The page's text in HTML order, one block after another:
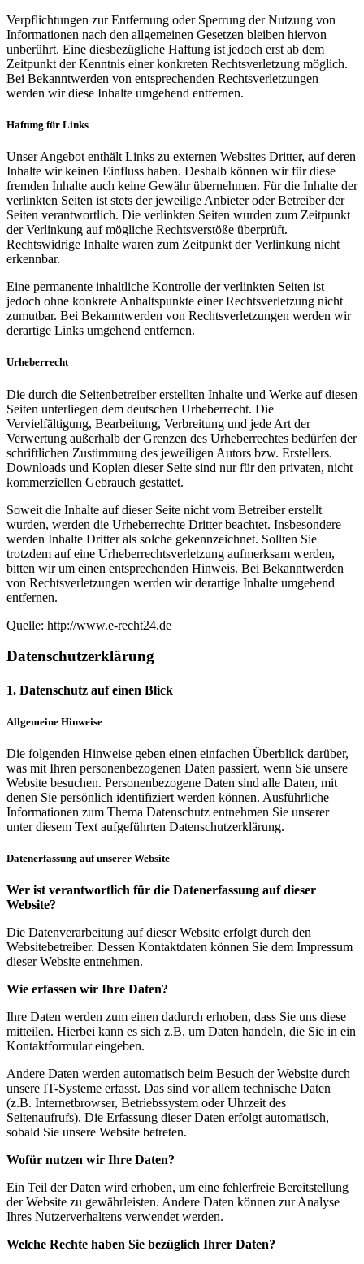
Verpflichtungen zur Entfernung oder Sperrung der Nutzung von
Informationen nach den allgemeinen Gesetzen bleiben hiervon
unberührt. Eine diesbezügliche Haftung ist jedoch erst ab dem
Zeitpunkt der Kenntnis einer konkreten Rechtsverletzung möglich.
Bei Bekanntwerden von entsprechenden Rechtsverletzungen
werden wir diese Inhalte umgehend entfernen.
Haftung für Links
Unser Angebot enthält Links zu externen Websites Dritter, auf deren
Inhalte wir keinen Einfluss haben. Deshalb können wir für diese
fremden Inhalte auch keine Gewähr übernehmen. Für die Inhalte der
verlinkten Seiten ist stets der jeweilige Anbieter oder Betreiber der
Seiten verantwortlich. Die verlinkten Seiten wurden zum Zeitpunkt
der Verlinkung auf mögliche Rechtsverstöße überprüft.
Rechtswidrige Inhalte waren zum Zeitpunkt der Verlinkung nicht
erkennbar.
Eine permanente inhaltliche Kontrolle der verlinkten Seiten ist
jedoch ohne konkrete Anhaltspunkte einer Rechtsverletzung nicht
zumutbar. Bei Bekanntwerden von Rechtsverletzungen werden wir
derartige Links umgehend entfernen.
Urheberrecht
Die durch die Seitenbetreiber erstellten Inhalte und Werke auf diesen
Seiten unterliegen dem deutschen Urheberrecht. Die
Vervielfältigung, Bearbeitung, Verbreitung und jede Art der
Verwertung außerhalb der Grenzen des Urheberrechtes bedürfen der
schriftlichen Zustimmung des jeweiligen Autors bzw. Erstellers.
Downloads und Kopien dieser Seite sind nur für den privaten, nicht
kommerziellen Gebrauch gestattet.
Soweit die Inhalte auf dieser Seite nicht vom Betreiber erstellt
wurden, werden die Urheberrechte Dritter beachtet. Insbesondere
werden Inhalte Dritter als solche gekennzeichnet. Sollten Sie
trotzdem auf eine Urheberrechtsverletzung aufmerksam werden,
bitten wir um einen entsprechenden Hinweis. Bei Bekanntwerden
von Rechtsverletzungen werden wir derartige Inhalte umgehend
entfernen.
Quelle: http://www.e-recht24.de
Datenschutzerklärung
1. Datenschutz auf einen Blick
Allgemeine Hinweise
Die folgenden Hinweise geben einen einfachen Überblick darüber,
was mit Ihren personenbezogenen Daten passiert, wenn Sie unsere
Website besuchen. Personenbezogene Daten sind alle Daten, mit
denen Sie persönlich identifiziert werden können. Ausführliche
Informationen zum Thema Datenschutz entnehmen Sie unserer
unter diesem Text aufgeführten Datenschutzerklärung.
Datenerfassung auf unserer Website
Wer ist verantwortlich für die Datenerfassung auf dieser
Website?
Die Datenverarbeitung auf dieser Website erfolgt durch den
Websitebetreiber. Dessen Kontaktdaten können Sie dem Impressum
dieser Website entnehmen.
Wie erfassen wir Ihre Daten?
Ihre Daten werden zum einen dadurch erhoben, dass Sie uns diese
mitteilen. Hierbei kann es sich z.B. um Daten handeln, die Sie in ein
Kontaktformular eingeben.
Andere Daten werden automatisch beim Besuch der Website durch
unsere IT-Systeme erfasst. Das sind vor allem technische Daten
(z.B. Internetbrowser, Betriebssystem oder Uhrzeit des
Seitenaufrufs). Die Erfassung dieser Daten erfolgt automatisch,
sobald Sie unsere Website betreten.
Wofür nutzen wir Ihre Daten?
Ein Teil der Daten wird erhoben, um eine fehlerfreie Bereitstellung
der Website zu gewährleisten. Andere Daten können zur Analyse
Ihres Nutzerverhaltens verwendet werden.
Welche Rechte haben Sie bezüglich Ihrer Daten?